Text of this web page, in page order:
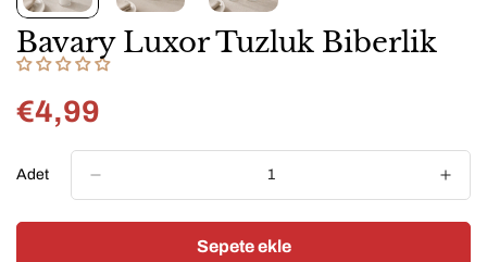
Bavary Luxor Tuzluk Biberlik
Normal
€4,99
Adet
Sepete ekle